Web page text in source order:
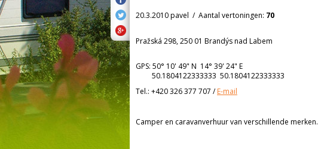
20.3.2010 pavel / Aantal vertoningen: 70
Pražská 298, 250 01 Brandýs nad Labem
GPS: 50° 10' 49" N 14° 39' 24" E
50.1804122333333 50.1804122333333
Tel.: +420 326 377 707 /E-mail
Camper en caravanverhuur van verschillende merken.